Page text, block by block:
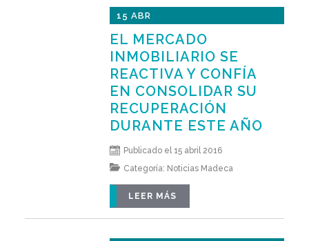
15 ABR
EL MERCADO
INMOBILIARIO SE
REACTIVA Y CONFÍA
EN CONSOLIDAR SU
RECUPERACIÓN
DURANTE ESTE AÑO
Publicado el 15 abril 2016
Categoría: Noticias Madeca
LEER MÁS